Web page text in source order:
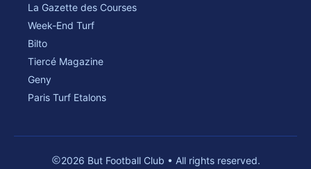
La Gazette des Courses
Week-End Turf
Bilto
Tiercé Magazine
Geny
Paris Turf Etalons
2026 But Football Club • All rights reserved.